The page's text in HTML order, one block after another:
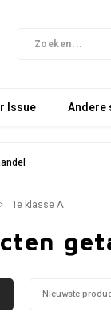
Issue Andere
1e klasse A
Nieuwste